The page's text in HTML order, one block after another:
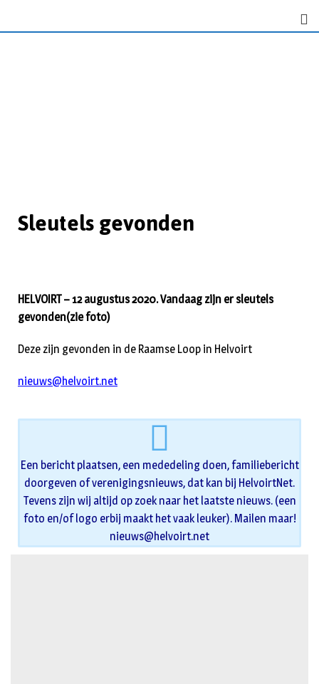
Sleutels gevonden
HELVOIRT – 12 augustus 2020. Vandaag zijn er sleutels
gevonden(zie foto)
Deze zijn gevonden in de Raamse Loop in Helvoirt
nieuws@helvoirt.net
Een bericht plaatsen, een mededeling doen, familiebericht
doorgeven of verenigingsnieuws, dat kan bij HelvoirtNet.
Tevens zijn wij altijd op zoek naar het laatste nieuws. (een
foto en/of logo erbij maakt het vaak leuker). Mailen maar!
nieuws@helvoirt.net